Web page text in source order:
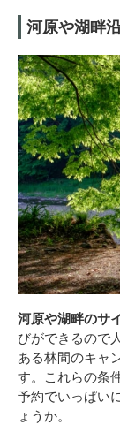
河原や湖畔
河原や湖畔のサ
びができるので
ある林間のキャ
す。これらの条
予約でいっぱい
ょうか。